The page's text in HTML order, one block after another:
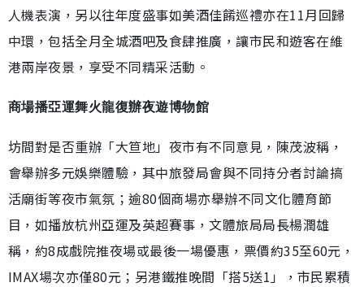
人機表演，另以往年度盛事如美酒佳餚巡禮亦在11月回歸
中環，包括全月全城酒吧及食肆推廣，讓市民和遊客在維
港兩岸夜景，享受不同精采活動。
商場播亞運舞火龍復辦夜遊博物館
坊間對是否重辦「大笪地」夜市有不同意見，陳茂波稱，
會舉辦多元娛樂體驗，其中旅發局會與不同持分者討論搞
活廟街等夜市氣氛；逾80個商場亦舉辦不同文化體育節
目，如播放杭州亞運及英超賽事，文體旅局局長楊潤雄
稱，約8成戲院推夜場或最後一場優惠，票價約35至60元，
IMAX場次亦僅80元；另港鐵推晚間「搭5送1」，市民累積